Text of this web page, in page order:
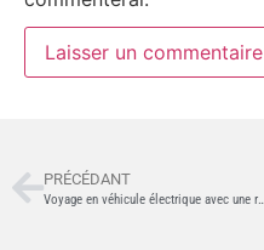
PRÉCÉDANT
Voyage en véhicule électrique avec une roulotte, c’est possible!